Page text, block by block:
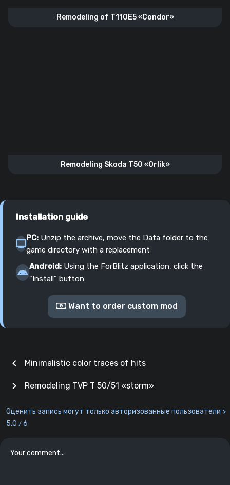
Remodeling of T110E5 «Condor»
Remodeling Skoda T50 «Orlik»
Installation guide
PC: Unzip the archive, move the Data folder to the
game directory with a replacement
Android: Using the ForBlitz application, click the
"Install" button
Want to order custom mod
chevron_left Minimalistic color traces of hits
Remodeling TVP T 50/51 «storm»
chevron_right
Оценить запись могут только авторизованные пользователи >
5.0 / 6